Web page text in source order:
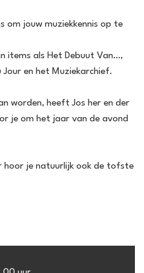
om jouw muziekkennis op te
items als Het Debuut Van…,
en het Muziekarchief.
worden, heeft Jos her en der
je om het jaar van de avond
hoor je natuurlijk ook de tofste